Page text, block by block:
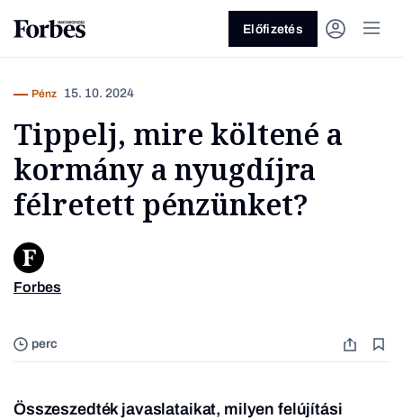
Előfizetés
perc
Pénz 15. 10. 2024
Tippelj, mire költené a
kormány a nyugdíjra
félretett pénzünket?
Forbes
Összeszedték javaslataikat, milyen felújítási